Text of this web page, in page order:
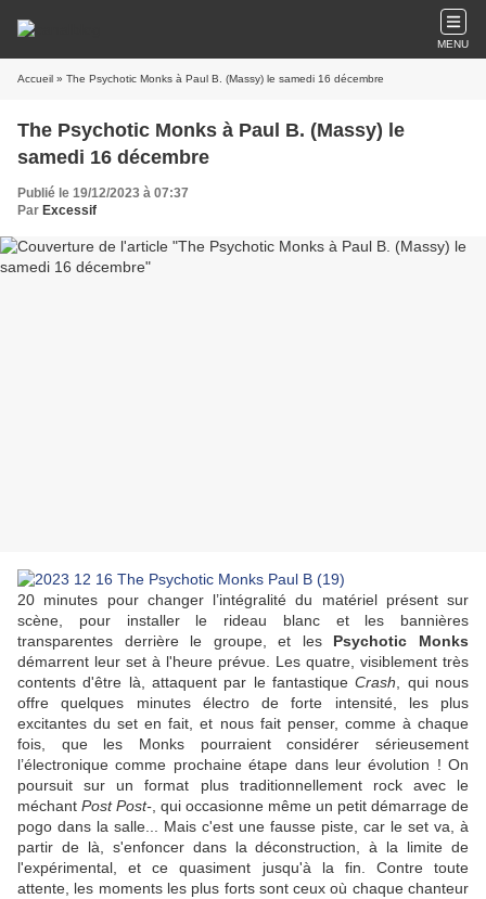
MENU
Accueil » The Psychotic Monks à Paul B. (Massy) le samedi 16 décembre
The Psychotic Monks à Paul B. (Massy) le
samedi 16 décembre
Publié le 19/12/2023 à 07:37
Par Excessif
20 minutes pour changer l’intégralité du matériel présent sur
scène, pour installer le rideau blanc et les bannières
transparentes derrière le groupe, et les Psychotic Monks
démarrent leur set à l'heure prévue. Les quatre, visiblement très
contents d'être là, attaquent par le fantastiqueCrash , qui nous
offre quelques minutes électro de forte intensité, les plus
excitantes du set en fait, et nous fait penser, comme à chaque
fois, que les Monks pourraient considérer sérieusement
l’électronique comme prochaine étape dans leur évolution ! On
poursuit sur un format plus traditionnellement rock avec le
méchant Post Post- , qui occasionne même un petit démarrage de
pogo dans la salle... Mais c'est une fausse piste, car le set va, à
partir de là, s'enfoncer dans la déconstruction, à la limite de
l'expérimental, et ce quasiment jusqu'à la fin. Contre toute
attente, les moments les plus forts sont ceux où chaque chanteur